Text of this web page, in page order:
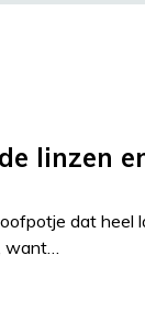
linzen
dat heel
want…